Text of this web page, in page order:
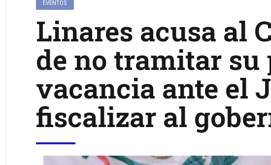
EVENTOS
Linares acusa al
de no tramitar su
vacancia ante el
fiscalizar al